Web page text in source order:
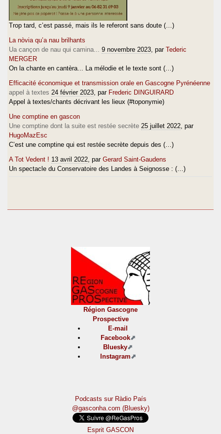
Trop tard, c’est passé, mais ils le referont sans doute (…)
La nòvia qu’a nau brilhants
Ua cançon de nau qui camina...
9 novembre 2023 , par Tederic
MERGER
On la chante en cantèra... La mélodie et le texte sont (…)
Efficacité économique et transmission orale en Gascogne Pyrénéenne
appel à textes 24 février 2023 , par Frederic DINGUIRARD
Appel à textes/chants décrivant les lieux (#toponymie)
Une comptine en gascon
Une comptine dont la suite est restée secrète 25 juillet 2022 , par
HugoMazEsc
C’est une comptine qui est restée secrète depuis des (…)
A Tot Vedent ! 13 avril 2022 , par Gerard Saint-Gaudens
Un spectacle du Conservatoire des Landes à Seignosse : (…)
Région Gascogne
Prospective
E-mail
Facebook
Bluesky
Instagram
Podcasts sur Ràdio País
@gasconha.com (Bluesky)
Esprit GASCON